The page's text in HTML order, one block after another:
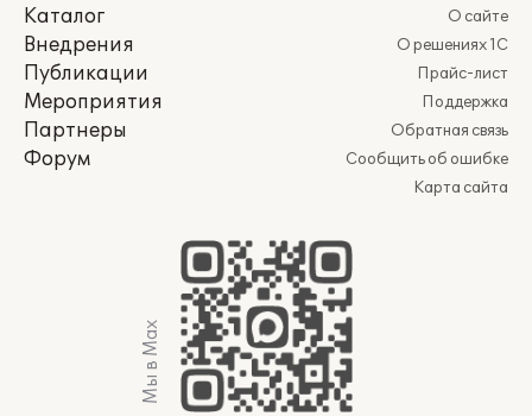
Каталог
Внедрения
Публикации
Мероприятия
Партнеры
Форум
О сайте
О решениях 1С
Прайс-лист
Поддержка
Обратная связь
Сообщить об ошибке
Карта сайта
Мы в Max